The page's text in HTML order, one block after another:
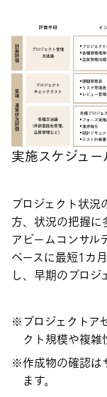
実施スケジュー
プロジェクト状
方、状況の把握に
アビームコンサル
ベースに最短1カ
し、早期のプロジ
プロジェクトア
クト規模や複雑
作成物の確認は
ます。